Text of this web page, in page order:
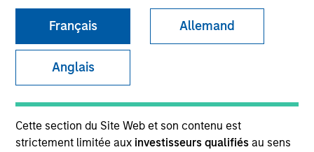
Français Allemand
Anglais
Cette section du Site Web et son contenu est
strictement limitée aux investisseurs qualifiésau sens
We believe our clients benefit from our
defensive portfolio management strategy.
Team Insights